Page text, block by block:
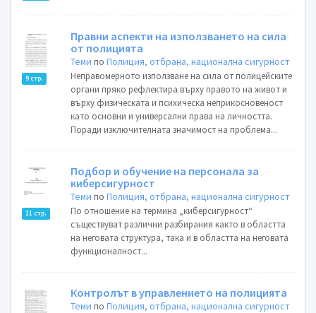
9 стр.
Правни аспекти на използването на сила
от полицията
Теми поПолиция, отбрана, национална сигурност
Неправомерното използване на сила от полицейските
органи пряко рефлектира върху правото на живот и
върху физическата и психическа неприкосновеност
като основни и универсални права на личността.
Поради изключителната значимост на проблема...
11 стр.
Подбор и обучение на персонала за
киберсигурност
Теми поПолиция, отбрана, национална сигурност
По отношение на термина „киберсигурност“
съществуват различни разбирания както в областта
на неговата структура, така и в областта на неговата
функционалност...
Контролът в управлението на полицията
Теми поПолиция, отбрана, национална сигурност